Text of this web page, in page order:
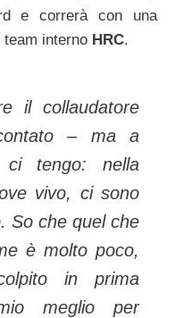
e correrà con una
interno HRC.
il collaudatore
– ma a
ci tengo: nella
vivo, ci sono
So che quel che
è molto poco,
in prima
meglio per